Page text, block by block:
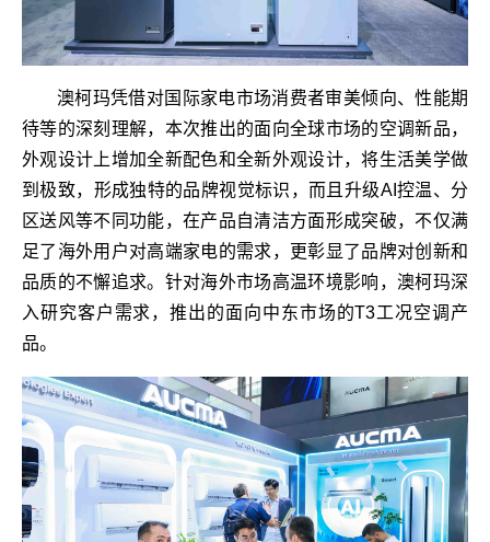
澳柯玛凭借对国际家电市场消费者审美倾向、性能期
待等的深刻理解，本次推出的面向全球市场的空调新品，
外观设计上增加全新配色和全新外观设计，将生活美学做
到极致，形成独特的品牌视觉标识，而且升级AI控温、分
区送风等不同功能，在产品自清洁方面形成突破，不仅满
足了海外用户对高端家电的需求，更彰显了品牌对创新和
品质的不懈追求。针对海外市场高温环境影响，澳柯玛深
入研究客户需求，推出的面向中东市场的T3工况空调产
品。